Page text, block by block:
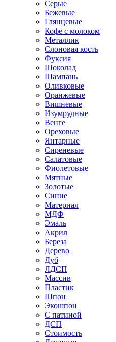
Серые
Бежевые
Глянцевые
Кофе с молоком
Металлик
Слоновая кость
Фуксия
Шоколад
Шампань
Оливковые
Оранжевые
Вишневые
Изумрудные
Венге
Ореховые
Янтарные
Сиреневые
Салатовые
Фиолетовые
Мятные
Золотые
Синие
Материал
МДФ
Эмаль
Акрил
Береза
Дерево
Дуб
ЛДСП
Массив
Пластик
Шпон
Экошпон
С патиной
ДСП
Стоимость